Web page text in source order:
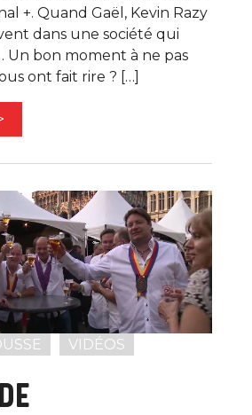
+. Quand Gaël, Kevin Razy
dans une société qui
Un bon moment à ne pas
ont fait rire ? […]
VIDÉOS